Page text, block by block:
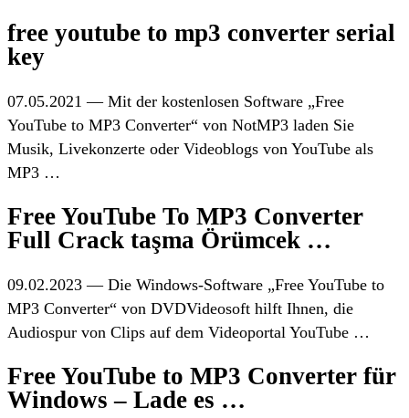
free youtube to mp3 converter serial
key
07.05.2021 — Mit der kostenlosen Software „Free
YouTube to MP3 Converter“ von NotMP3 laden Sie
Musik, Livekonzerte oder Videoblogs von YouTube als
MP3 …
Free YouTube To MP3 Converter
Full Crack taşma Örümcek …
09.02.2023 — Die Windows-Software „Free YouTube to
MP3 Converter“ von DVDVideosoft hilft Ihnen, die
Audiospur von Clips auf dem Videoportal YouTube …
Free YouTube to MP3 Converter für
Windows – Lade es …